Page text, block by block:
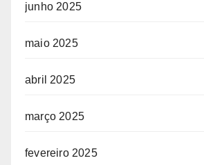
junho 2025
maio 2025
abril 2025
março 2025
fevereiro 2025